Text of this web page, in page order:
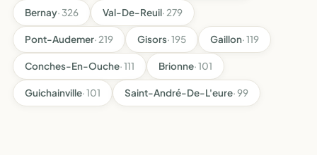
Bernay· 326 Val-De-Reuil· 279
Pont-Audemer· 219 Gisors· 195 Gaillon· 119
Conches-En-Ouche· 111 Brionne· 101
Guichainville· 101 Saint-André-De-L'eure· 99